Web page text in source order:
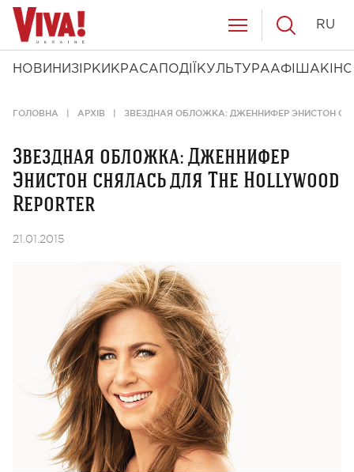
НОВИНИ ЗІРКИ КРАСА ПОДІЇ КУЛЬТУРААФІША КІНО
RU
ГОЛОВНА АРХІВ ЗВЕЗДНАЯ ОБЛОЖКА: ДЖЕННИФЕР ЭНИСТОН
Звездная обложка: Дженнифер
Энистон снялась для The Hollywood
Reporter
21.01.2015